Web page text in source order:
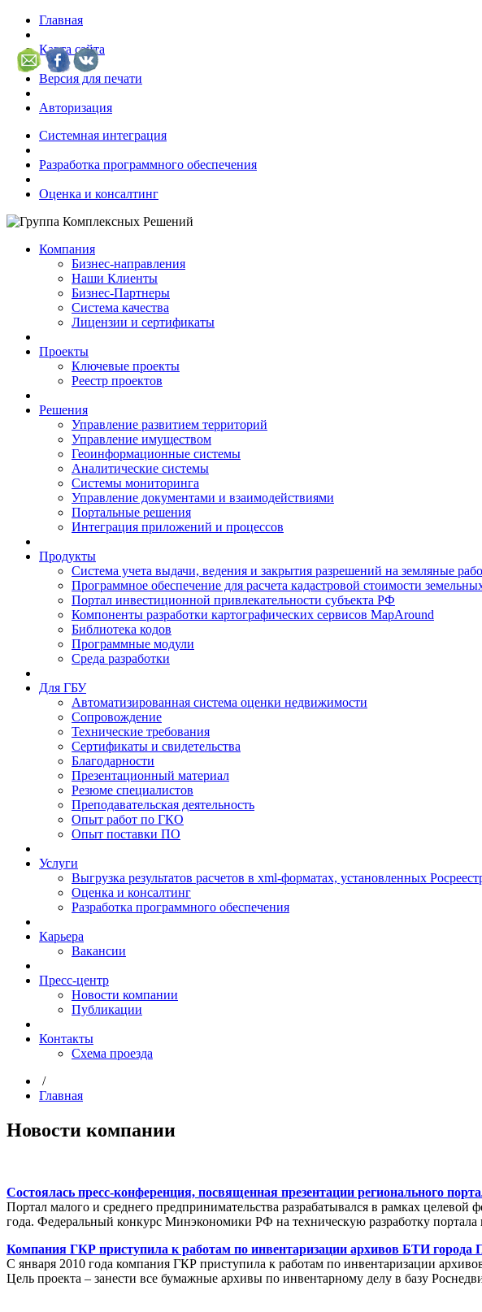
Главная
Карта сайта
Версия для печати
Авторизация
Системная интеграция
Разработка программного обеспечения
Оценка и консалтинг
Компания
Бизнес-направления
Наши Клиенты
Бизнес-Партнеры
Система качества
Лицензии и сертификаты
Проекты
Ключевые проекты
Реестр проектов
Решения
Управление развитием территорий
Управление имуществом
Геоинформационные системы
Аналитические системы
Системы мониторинга
Управление документами и взаимодействиями
Портальные решения
Интеграция приложений и процессов
Продукты
Система учета выдачи, ведения и закрытия разрешений на земляные
Программное обеспечение для расчета кадастровой стоимости
Портал инвестиционной привлекательности субъекта РФ
Компоненты разработки картографических сервисов MapAround
Библиотека кодов
Программные модули
Среда разработки
Для ГБУ
Автоматизированная система оценки недвижимости
Сопровождение
Технические требования
Сертификаты и свидетельства
Благодарности
Презентационный материал
Резюме специалистов
Преподавательская деятельность
Опыт работ по ГКО
Опыт поставки ПО
Услуги
Выгрузка результатов расчетов в xml-форматах, установленных
Оценка и консалтинг
Разработка программного обеспечения
Карьера
Вакансии
Пресс-центр
Новости компании
Публикации
Контакты
Схема проезда
/
Главная
Новости компании
Состоялась пресс-конференция, посвященная презентации регионального
Портал малого и среднего предпринимательства разрабатывался в рамках
года. Федеральный конкурс Минэкономики РФ на техническую разработку
Компания ГКР приступила к работам по инвентаризации архивов БТИ города
С января 2010 года компания ГКР приступила к работам по инвентаризации
Цель проекта – занести все бумажные архивы по инвентарному делу в базу